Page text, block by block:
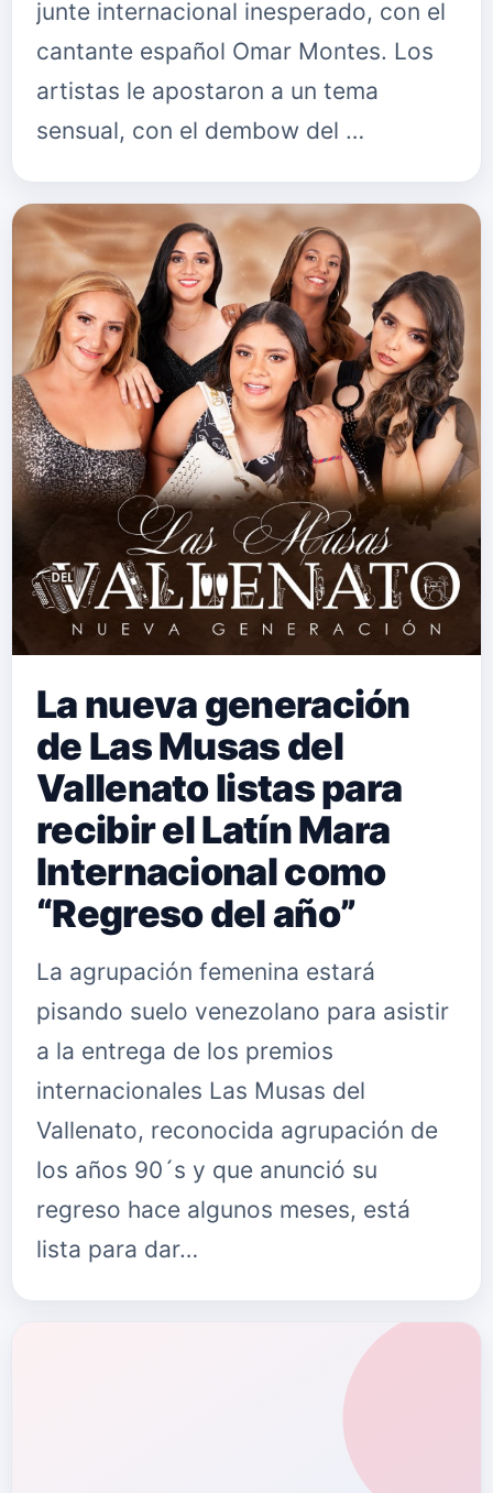
junte internacional inesperado, con el
cantante español Omar Montes. Los
artistas le apostaron a un tema
sensual, con el dembow del …
La nueva generación
de Las Musas del
Vallenato listas para
recibir el Latín Mara
Internacional como
“Regreso del año”
La agrupación femenina estará
pisando suelo venezolano para asistir
a la entrega de los premios
internacionales Las Musas del
Vallenato, reconocida agrupación de
los años 90´s y que anunció su
regreso hace algunos meses, está
lista para dar…